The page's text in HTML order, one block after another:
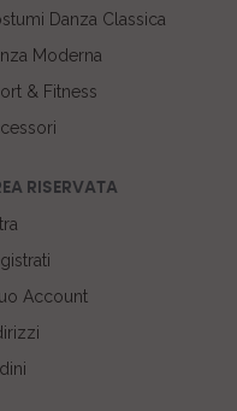
Danza Classica
Moderna
& Fitness
RISERVATA
Account